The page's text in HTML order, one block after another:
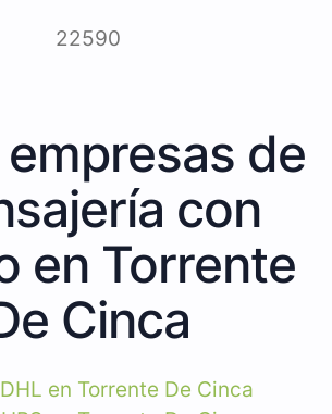
22590
de
con
en Torrente
Cinca
en Torrente De Cinca